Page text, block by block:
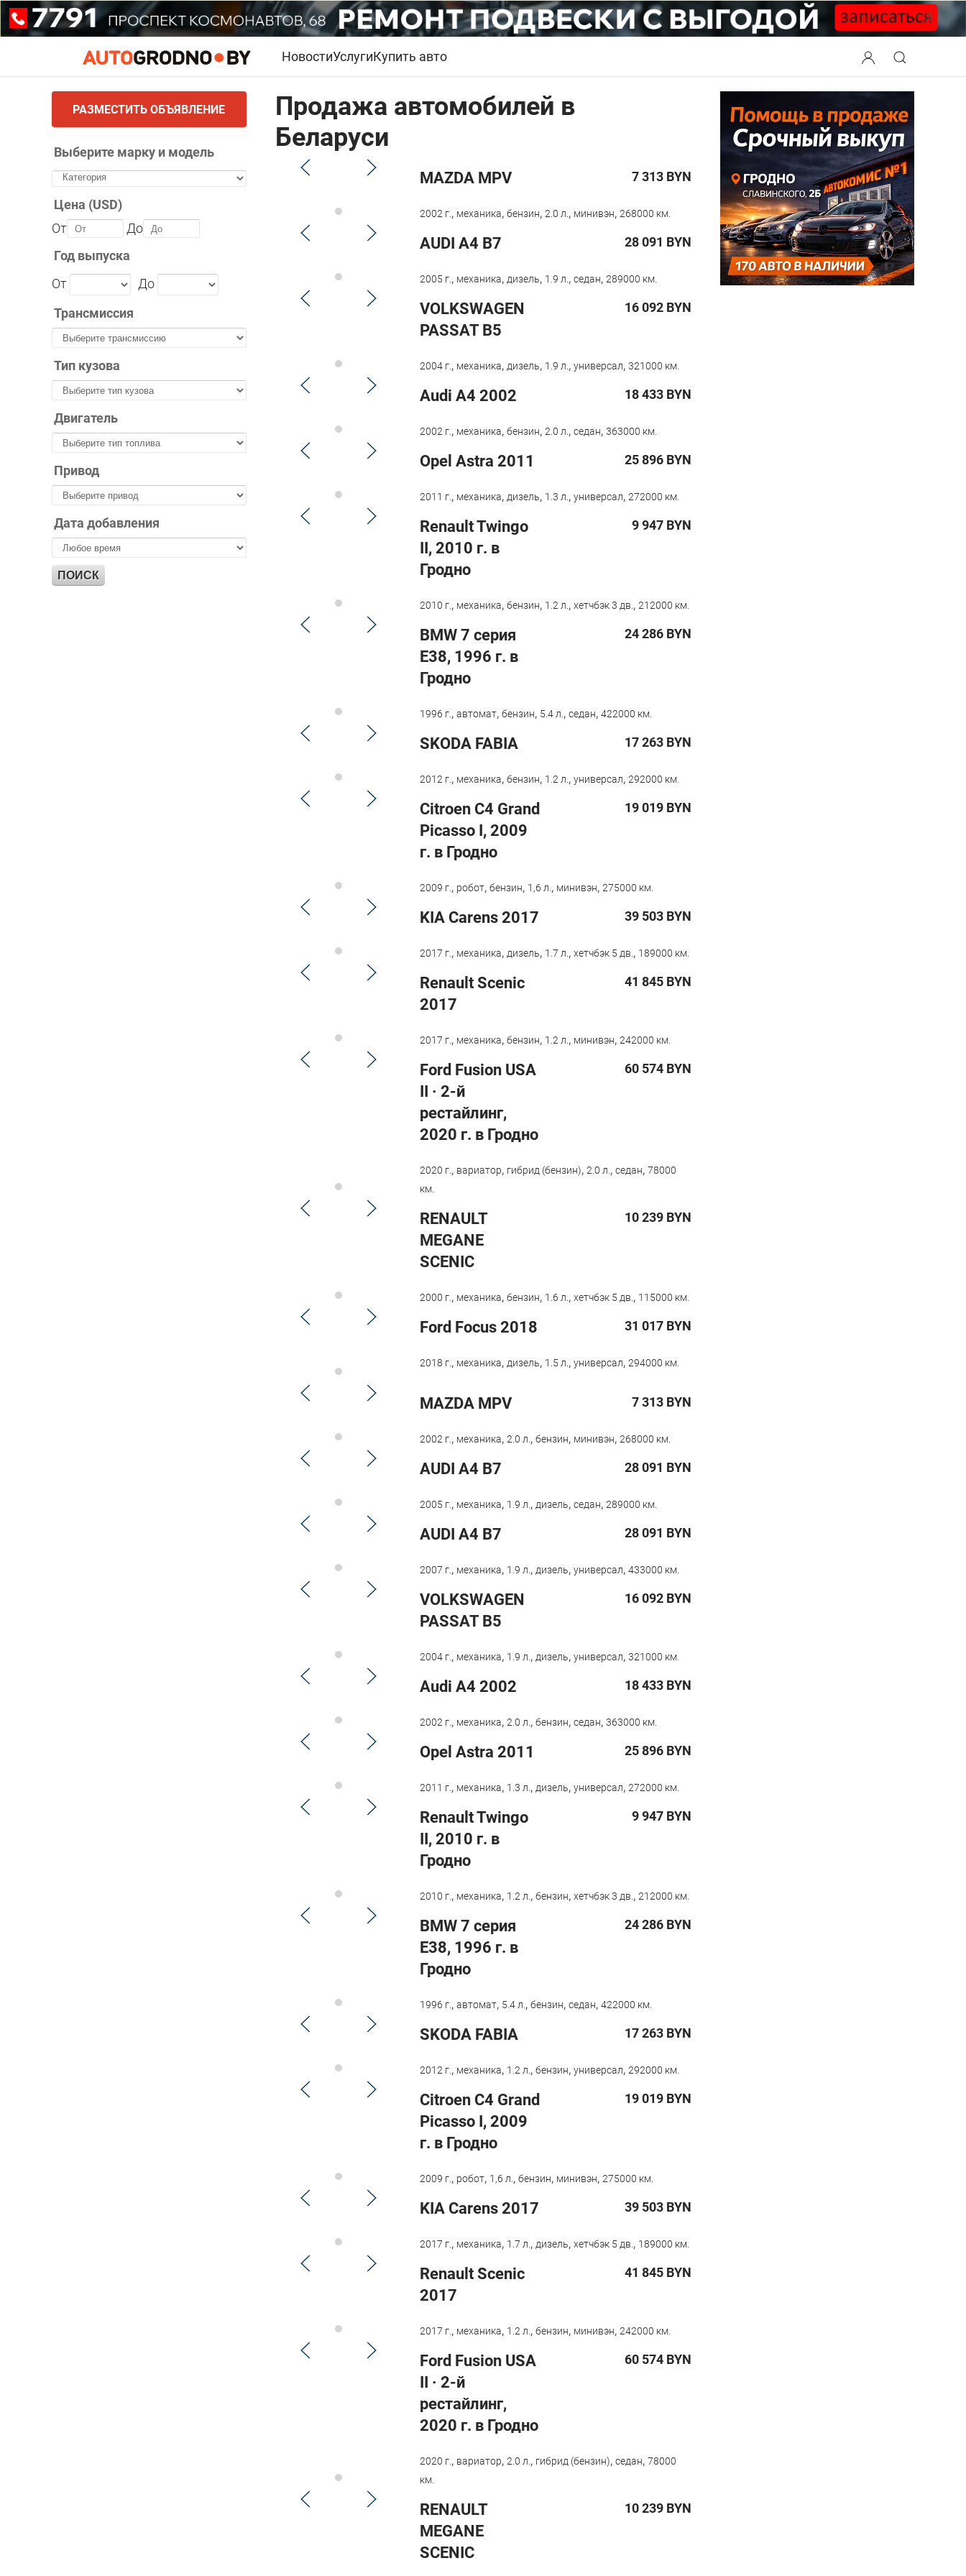
НовостиУслугиКупить авто
РАЗМЕСТИТЬ ОБЪЯВЛЕНИЕ
Выберите марку и модель
Цена (USD)
От
До
Год выпуска
От
До
Трансмиссия
Тип кузова
Двигатель
Привод
Дата добавления
ПОИСК
Продажа автомобилей в
Беларуси
MAZDA MPV 7 313 BYN
2002 г., механика,бензин,2.0 л., минивэн,268000 км.
AUDI A4 B7 28 091 BYN
2005 г., механика,дизель, 1.9 л.,седан,289000 км.
VOLKSWAGEN
PASSAT B5
16 092 BYN
2004 г., механика,дизель, 1.9 л.,универсал,321000 км.
Audi A4 2002 18 433 BYN
2002 г., механика,бензин,2.0 л.,седан,363000 км.
Opel Astra 2011 25 896 BYN
2011 г., механика,дизель, 1.3 л.,универсал,272000 км.
Renault Twingo
II, 2010 г. в
Гродно
9 947 BYN
2010 г., механика,бензин, 1.2 л.,хетчбэк 3 дв.,212000 км.
BMW 7 серия
E38, 1996 г. в
Гродно
24 286 BYN
1996 г.,автомат,бензин, 5.4 л.,седан,422000 км.
SKODA FABIA 17 263 BYN
2012 г., механика,бензин, 1.2 л.,универсал,292000 км.
Citroen C4 Grand
Picasso I, 2009
г. в Гродно
19 019 BYN
2009 г., робот,бензин, 1,6 л., минивэн,275000 км.
KIA Carens 2017 39 503 BYN
2017 г., механика,дизель, 1.7 л.,хетчбэк 5 дв., 189000 км.
Renault Scenic
2017
41 845 BYN
2017 г., механика,бензин, 1.2 л., минивэн,242000 км.
Ford Fusion USA
II · 2-й
рестайлинг,
2020 г. в Гродно
60 574 BYN
2020 г., вариатор, гибрид (бензин),2.0 л.,седан,78000
км.
RENAULT
MEGANE
SCENIC
10 239 BYN
2000 г., механика,бензин, 1.6 л.,хетчбэк 5 дв., 115000 км.
Ford Focus 2018 31 017 BYN
2018 г., механика,дизель, 1.5 л.,универсал,294000 км.
MAZDA MPV 7 313 BYN
2002 г., механика,2.0 л.,бензин, минивэн,268000 км.
AUDI A4 B7 28 091 BYN
2005 г., механика, 1.9 л.,дизель,седан,289000 км.
AUDI A4 B7 28 091 BYN
2007 г., механика, 1.9 л.,дизель,универсал,433000 км.
VOLKSWAGEN
PASSAT B5
16 092 BYN
2004 г., механика, 1.9 л.,дизель,универсал,321000 км.
Audi A4 2002 18 433 BYN
2002 г., механика,2.0 л.,бензин,седан,363000 км.
Opel Astra 2011 25 896 BYN
2011 г., механика, 1.3 л.,дизель,универсал,272000 км.
Renault Twingo
II, 2010 г. в
Гродно
9 947 BYN
2010 г., механика, 1.2 л.,бензин,хетчбэк 3 дв.,212000 км.
BMW 7 серия
E38, 1996 г. в
Гродно
24 286 BYN
1996 г.,автомат, 5.4 л.,бензин,седан,422000 км.
SKODA FABIA 17 263 BYN
2012 г., механика, 1.2 л.,бензин,универсал,292000 км.
Citroen C4 Grand
Picasso I, 2009
г. в Гродно
19 019 BYN
2009 г., робот, 1,6 л.,бензин, минивэн,275000 км.
KIA Carens 2017 39 503 BYN
2017 г., механика, 1.7 л.,дизель,хетчбэк 5 дв., 189000 км.
Renault Scenic
2017
41 845 BYN
2017 г., механика, 1.2 л.,бензин, минивэн,242000 км.
Ford Fusion USA
II · 2-й
рестайлинг,
2020 г. в Гродно
60 574 BYN
2020 г., вариатор,2.0 л., гибрид (бензин),седан,78000
км.
RENAULT
MEGANE
SCENIC
10 239 BYN